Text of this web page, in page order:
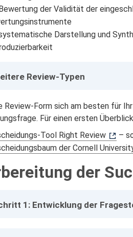
der Validität der
Darstellung und
Review-Typen
Review-Form sich am besten für
Für einen ersten
Tool Right Review
–
der Cornell
der
1: Entwicklung der